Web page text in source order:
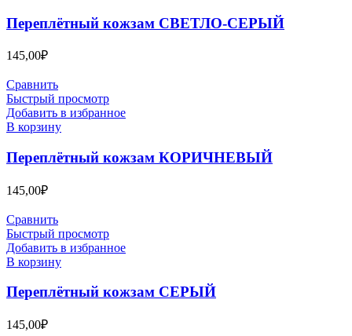
Переплётный кожзам СВЕТЛО-СЕРЫЙ
145,00₽
Сравнить
Быстрый просмотр
Добавить в избранное
В корзину
Переплётный кожзам КОРИЧНЕВЫЙ
145,00₽
Сравнить
Быстрый просмотр
Добавить в избранное
В корзину
Переплётный кожзам СЕРЫЙ
145,00₽